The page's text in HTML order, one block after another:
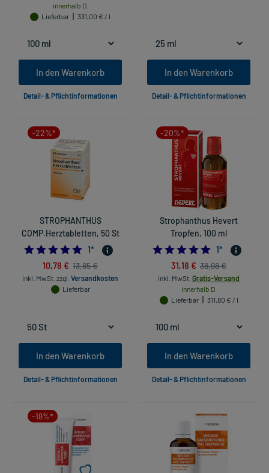
innerhalb D.
Lieferbar
331,00 € / l
In den Warenkorb
Detail- & Pflichtinformationen
In den Warenkorb
Detail- & Pflichtinformationen
-22%*
STROPHANTHUS
COMP.Herztabletten, 50 St
5.0
1*
10,78 € 13,85 €
inkl. MwSt. zzgl. Versandkosten
Lieferbar
In den Warenkorb
Detail- & Pflichtinformationen
-20%*
Strophanthus Hevert
Tropfen, 100 ml
5.0
1*
31,18 € 38,98 €
inkl. MwSt. Gratis-Versand
innerhalb D.
Lieferbar
311,80 € / l
In den Warenkorb
Detail- & Pflichtinformationen
-18%*